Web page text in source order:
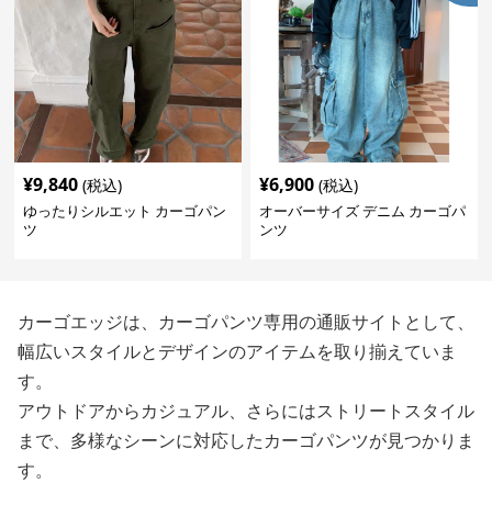
¥9,840 (税込)
ゆったりシルエット カーゴパン
ツ
¥6,900 (税込)
オーバーサイズ デニム カーゴパ
ンツ
カーゴエッジは、カーゴパンツ専用の通販サイトとして、
幅広いスタイルとデザインのアイテムを取り揃えていま
す。
アウトドアからカジュアル、さらにはストリートスタイル
まで、多様なシーンに対応したカーゴパンツが見つかりま
す。